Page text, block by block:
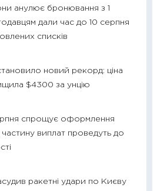
анулює бронювання з 1
дали час до 10 серпня
списків
новий рекорд: ціна
$4300 за унцію
спрощує оформлення
частину виплат проведуть до
ракетні удари по Києву